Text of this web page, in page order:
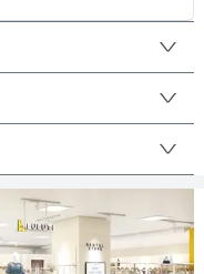
32
の男の子スーツ。
ーから冠婚葬祭まで幅広
で,
します。
調します。